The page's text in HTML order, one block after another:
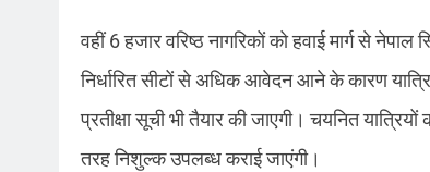
वहीं 6 हजार वरिष्ठ नागरिकों को हवाई मार्ग से
निर्धारित सीटों से अधिक आवेदन आने के कारण
प्रतीक्षा सूची भी तैयार की जाएगी। चयनित
तरह निशुल्क उपलब्ध कराई जाएंगी।